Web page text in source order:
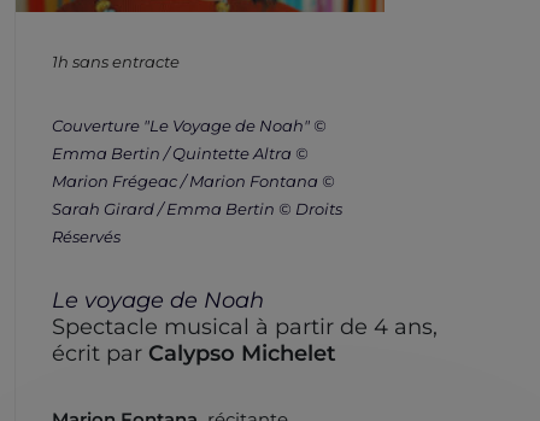
1h sans entracte
Couverture "Le Voyage de Noah" ©
Emma Bertin / Quintette Altra ©
Marion Frégeac / Marion Fontana ©
Sarah Girard / Emma Bertin © Droits
Réservés
Le voyage de Noah
Spectacle musical à partir de 4 ans,
écrit par Calypso Michelet